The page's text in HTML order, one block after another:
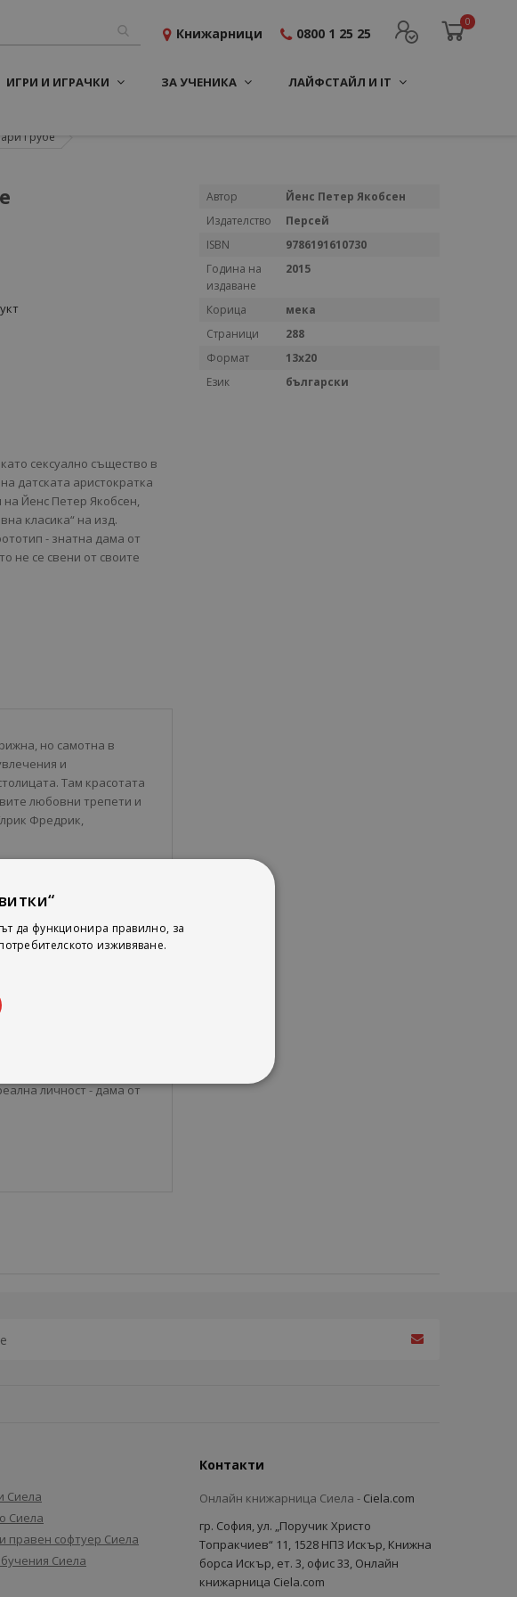
0
Книжарници 0800 1 25 25
ИГРИ И ИГРАЧКИ ЗА УЧЕНИКА ЛАЙФСТАЙЛ И IT
Грубе
сексуално същество в
датската аристократка
Йенс Петер Якобсен,
класика“ на изд.
- знатна дама от
не се свени от своите
но самотна в
и
Там красотата
любовни трепети и
Фредрик,
и несгодите, които
емоционална
усет за детайла и
достоверност на
Рилке, Зигмунд Фройд,
личност - дама от
Повече
Автор
Йенс Петер Якобсен
Издателство
Персей
ISBN
9786191610730
Година на
издаване
2015
Корица
мека
Страници
288
Формат
13х20
Език
български
Сиела
Сиела
правен софтуер Сиела
Сиела
Контакти
Онлайн книжарница Сиела - Ciela.com
гр. София, ул. „Поручик Христо
Топракчиев“ 11, 1528 НПЗ Искър, Книжна
борса Искър, ет. 3, офис 33, Онлайн
книжарница Ciela.com
да функционира правилно, за
изживяване.